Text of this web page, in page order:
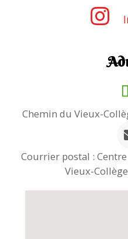
Chemin du Vieux-
Courrier postal :
Vieux-